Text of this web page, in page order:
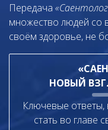
Передача
множество людей со
своём здоровье, не
НОВЫЙ
Ключевые
стать во главе